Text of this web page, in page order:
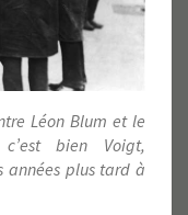
Léon Blum et le
bien Voigt,
années plus tard à